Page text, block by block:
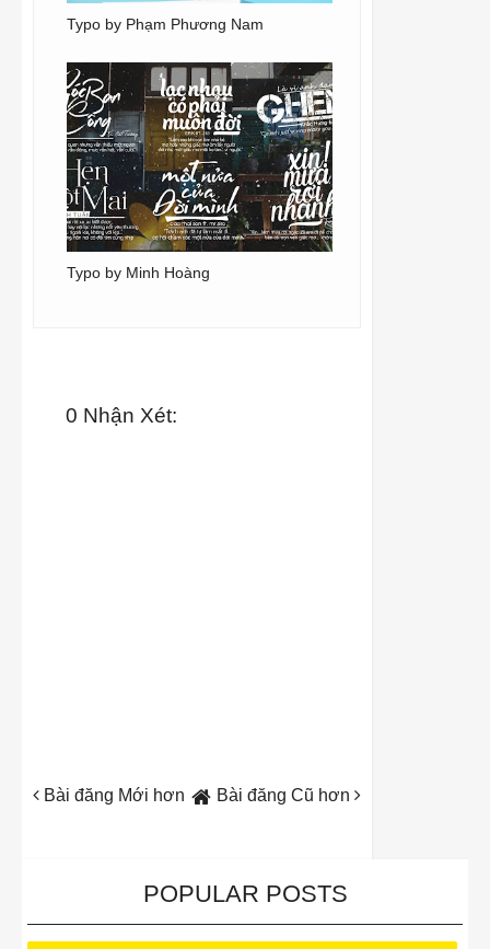
Typo by Phạm Phương Nam‎
Typo by Minh Hoàng
0 Nhận Xét:
Bài đăng Mới hơn Bài đăng Cũ hơn
POPULAR POSTS